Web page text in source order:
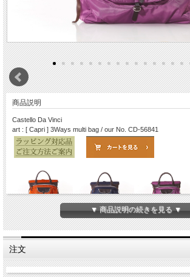
商品説明
Castello Da Vinci
art : [ Capri ] 3Ways multi bag / our No. CD-56841
Bruno ORANGE Flag NAVY Viola PURPLE
Stella BLACK Albero BROWN Geranium PINK
▼ 商品説明の続きを見る ▼
注文